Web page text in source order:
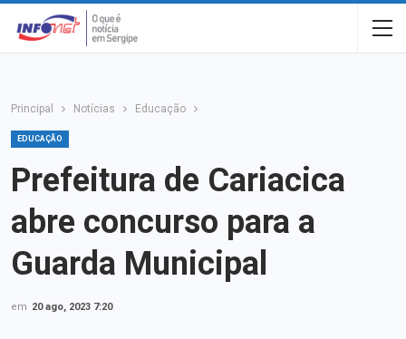
Principal Notícias Educação
EDUCAÇÃO
Prefeitura de Cariacica
abre concurso para a
Guarda Municipal
em 20 ago, 2023 7:20